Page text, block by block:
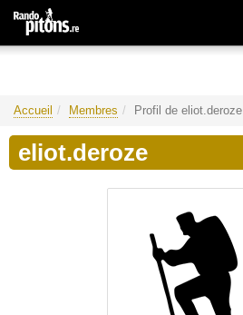
Accueil Membres Profil de eliot.deroze
eliot.deroze